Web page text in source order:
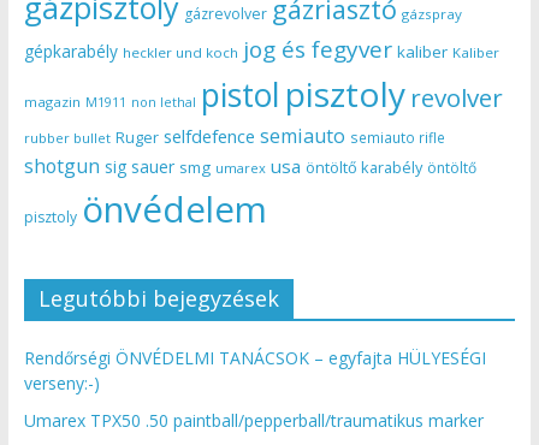
gázrevolver gázriasztó gázspray
gépkarabély heckler und koch jog és fegyver kaliber Kaliber
magazin M1911 non lethal pistol pisztoly revolver
rubber bullet Ruger selfdefence semiauto semiauto rifle
shotgun sig sauer smg umarex usa öntöltő karabély öntöltő
pisztoly önvédelem
Legutóbbi bejegyzések
Rendőrségi ÖNVÉDELMI TANÁCSOK – egyfajta HÜLYESÉGI
verseny:-)
Umarex TPX50 .50 paintball/pepperball/traumatikus marker